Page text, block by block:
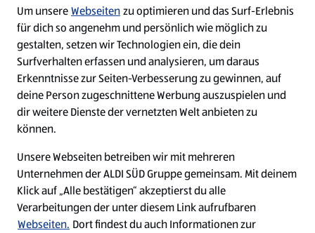
Leichte Sprache
Kontakt
Um unsereWebseitenzu optimieren und das Surf-Erlebnis
für dich so angenehm und persönlich wie möglich zu
gestalten, setzen wir Technologien ein, die dein
Surfverhalten erfassen und analysieren, um daraus
Erkenntnisse zur Seiten-Verbesserung zu gewinnen, auf
deine Person zugeschnittene Werbung auszuspielen und
dir weitere Dienste der vernetzten Welt anbieten zu
können.
Unsere Webseiten betreiben wir mit mehreren
Unternehmen der ALDI SÜD Gruppe gemeinsam. Mit deinem
Klick auf „Alle bestätigen“ akzeptierst du alle
Verarbeitungen der unter diesem Link aufrufbaren
Webseiten. Dort findest du auch Informationen zur